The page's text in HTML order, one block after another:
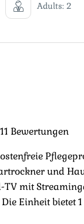
Adults: 2
Bewertungen
und
mit
Einheit bietet 1